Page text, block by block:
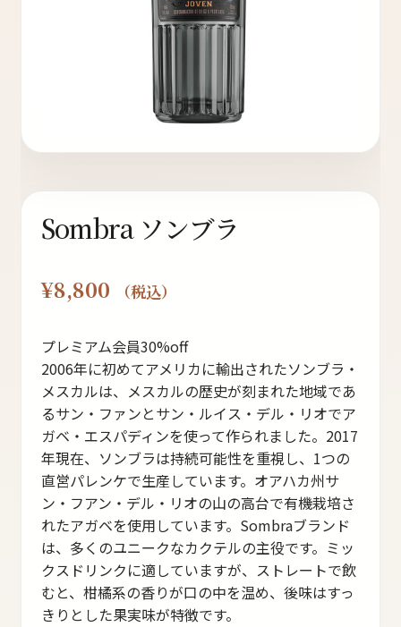
読み物を見る
Sombra ソンブラ
¥8,800 （税込）
プレミアム会員30%off
2006年に初めてアメリカに輸出されたソンブラ・
メスカルは、メスカルの歴史が刻まれた地域であ
るサン・ファンとサン・ルイス・デル・リオでア
ガベ・エスパディンを使って作られました。2017
年現在、ソンブラは持続可能性を重視し、1つの
直営パレンケで生産しています。オアハカ州サ
ン・フアン・デル・リオの山の高台で有機栽培さ
れたアガベを使用しています。Sombraブランド
は、多くのユニークなカクテルの主役です。ミッ
クスドリンクに適していますが、ストレートで飲
むと、柑橘系の香りが口の中を温め、後味はすっ
きりとした果実味が特徴です。